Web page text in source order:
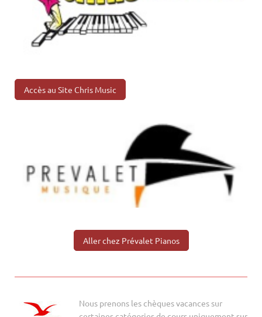
Accès au Site Chris Music
Aller chez Prévalet Pianos
Nous prenons les chèques vacances sur